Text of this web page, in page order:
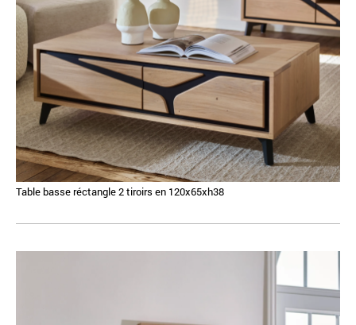
Table basse réctangle 2 tiroirs en 120x65xh38